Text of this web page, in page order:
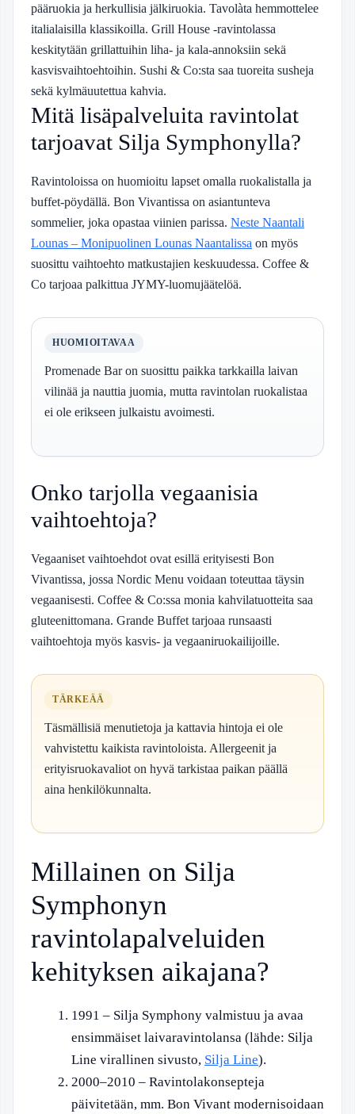
pääruokia ja herkullisia jälkiruokia. Tavolàta hemmottelee
italialaisilla klassikoilla. Grill House -ravintolassa
keskitytään grillattuihin liha- ja kala-annoksiin sekä
kasvisvaihtoehtoihin. Sushi & Co:sta saa tuoreita susheja
sekä kylmäuutettua kahvia.
Mitä lisäpalveluita ravintolat
tarjoavat Silja Symphonylla?
Ravintoloissa on huomioitu lapset omalla ruokalistalla ja
buffet-pöydällä. Bon Vivantissa on asiantunteva
sommelier, joka opastaa viinien parissa. Neste Naantali
Lounas – Monipuolinen Lounas Naantalissa on myös
suosittu vaihtoehto matkustajien keskuudessa. Coffee &
Co tarjoaa palkittua JYMY-luomujäätelöä.
HUOMIOITAVAA
Promenade Bar on suosittu paikka tarkkailla laivan
vilinää ja nauttia juomia, mutta ravintolan ruokalistaa
ei ole erikseen julkaistu avoimesti.
Onko tarjolla vegaanisia
vaihtoehtoja?
Vegaaniset vaihtoehdot ovat esillä erityisesti Bon
Vivantissa, jossa Nordic Menu voidaan toteuttaa täysin
vegaanisesti. Coffee & Co:ssa monia kahvilatuotteita saa
gluteenittomana. Grande Buffet tarjoaa runsaasti
vaihtoehtoja myös kasvis- ja vegaaniruokailijoille.
TÄRKEÄÄ
Täsmällisiä menutietoja ja kattavia hintoja ei ole
vahvistettu kaikista ravintoloista. Allergeenit ja
erityisruokavaliot on hyvä tarkistaa paikan päällä
aina henkilökunnalta.
Millainen on Silja
Symphonyn
ravintolapalveluiden
kehityksen aikajana?
1991 – Silja Symphony valmistuu ja avaa
ensimmäiset laivaravintolansa (lähde: Silja
Line virallinen sivusto, Silja Line).
2000–2010 – Ravintolakonsepteja
päivitetään, mm. Bon Vivant modernisoidaan